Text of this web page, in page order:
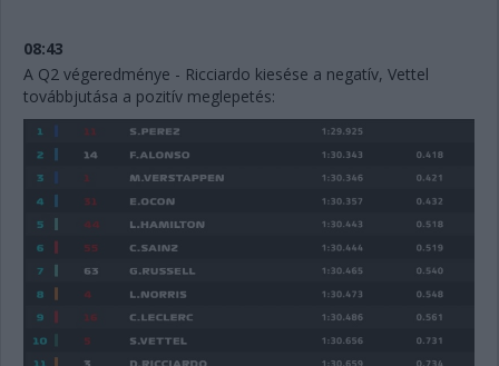
08:43
A Q2 végeredménye - Ricciardo kiesése a negatív, Vettel
továbbjutása a pozitív meglepetés: